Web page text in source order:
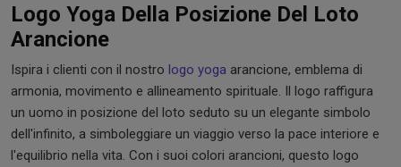
Logo Yoga Della Posizione Del Loto
Arancione
Ispira i clienti con il nostro logo yoga arancione, emblema di
armonia, movimento e allineamento spirituale. Il logo raffigura
un uomo in posizione del loto seduto su un elegante simbolo
dell'infinito, a simboleggiare un viaggio verso la pace interiore e
l'equilibrio nella vita. Con i suoi colori arancioni, questo logo